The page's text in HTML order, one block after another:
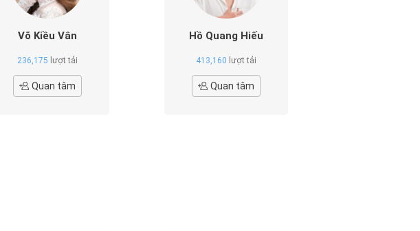
Võ Kiều Vân
236,175 lượt tải
Quan tâm
Hồ Quang Hiếu
413,160 lượt tải
Quan tâm